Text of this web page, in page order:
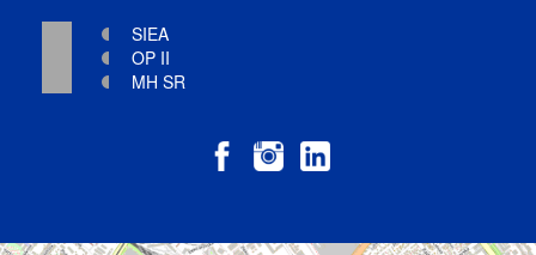
SIEA
OP II
MH SR